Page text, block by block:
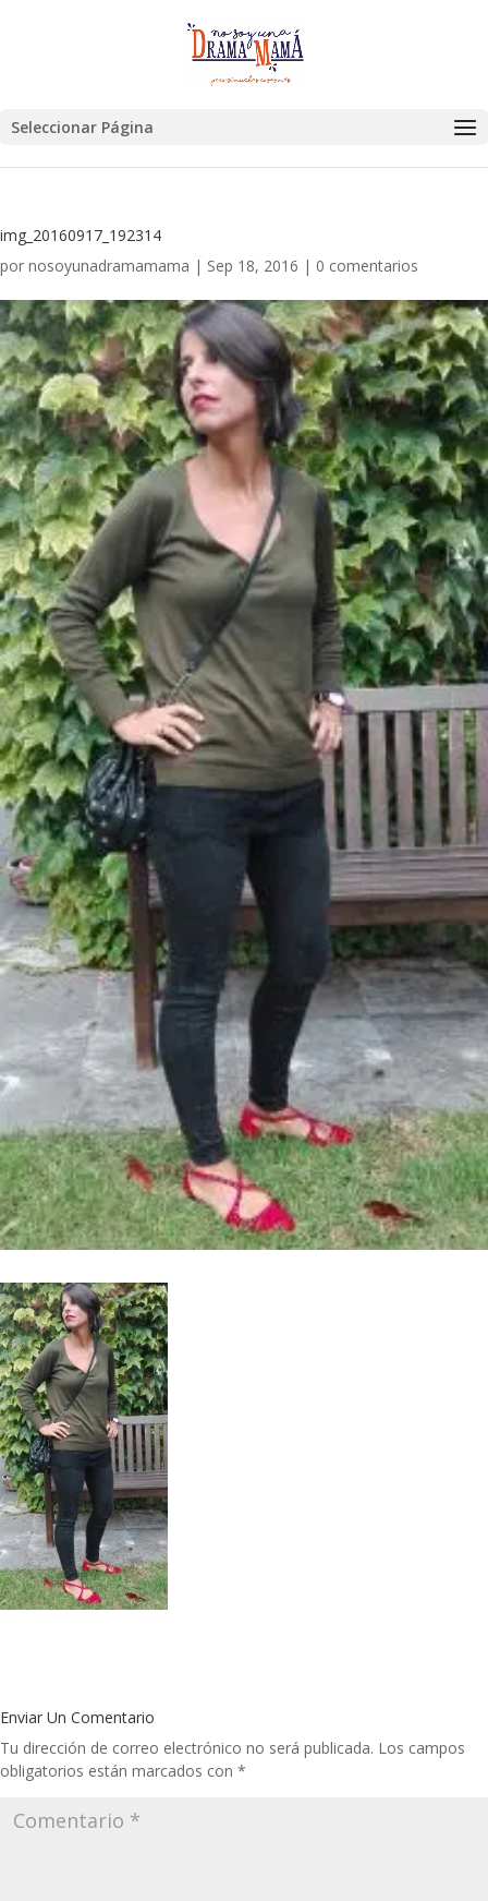
Seleccionar Página
img_20160917_192314
por nosoyunadramamama | Sep 18, 2016 | 0 comentarios
Enviar Un Comentario
Tu dirección de correo electrónico no será publicada. Los campos
obligatorios están marcados con *